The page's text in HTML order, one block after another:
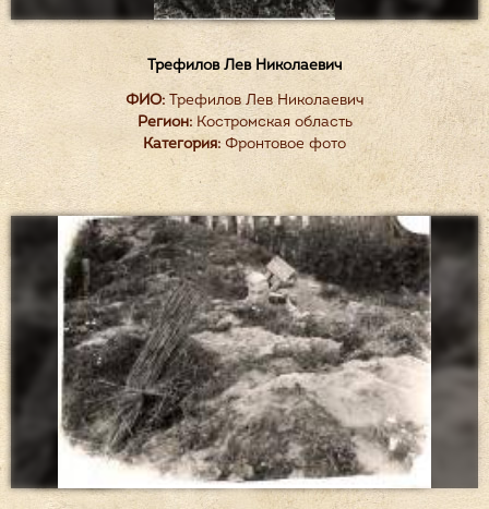
Трефилов Лев Николаевич
ФИО: Трефилов Лев Николаевич
Регион:Костромская область
Категория: Фронтовое фото